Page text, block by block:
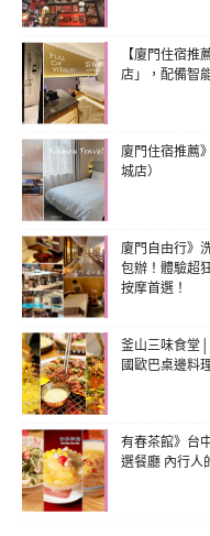
【廈門住宿推
店」，配備智
廈門住宿推薦
城店）
廈門自由行》
包辦！體驗超
按摩首選！
釜山三味食堂
國歐巴桌邊料
有春茶館》台
選餐廳 內行人